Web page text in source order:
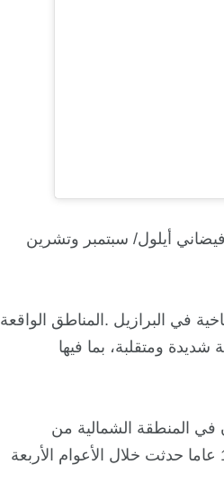
أيلول/ سبتمبر وتشرين
في البرازيل .المناطق الواقعة
ومتقلبة، بما فيها
في المنطقة الشمالية من
البرازيل، أن ثمانية من أصل 12 فيضانات شهدتها المنطقة في 121 عاما حدثت خلال الأعوام الأربعة